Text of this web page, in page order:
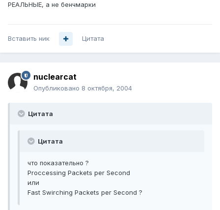
РЕАЛЬНЫЕ, а не бенчмарки
Вставить ник Цитата
nuclearcat
Опубликовано 8 октября, 2004
Цитата
Цитата
что показательно ?
Proccessing Packets per Second
или
Fast Swirching Packets per Second ?